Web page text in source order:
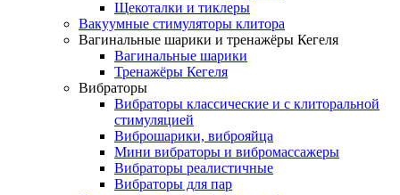
Щекоталки и тиклеры
Вакуумные стимуляторы клитора
Вагинальные шарики и тренажёры Кегеля
Вагинальные шарики
Тренажёры Кегеля
Вибраторы
Вибраторы классические и с клиторальной
стимуляцией
Виброшарики, виброяйца
Мини вибраторы и вибромассажеры
Вибраторы реалистичные
Вибраторы для пар